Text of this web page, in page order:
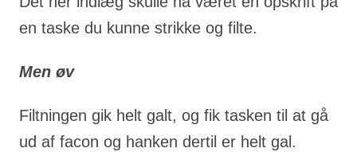
en taske du kunne strikke og filte.
Men øv
Filtningen gik helt galt, og fik tasken til at gå
ud af facon og hanken dertil er helt gal.